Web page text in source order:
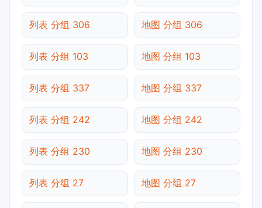
列表 分组 306 地图 分组 306
列表 分组 103 地图 分组 103
列表 分组 337 地图 分组 337
列表 分组 242 地图 分组 242
列表 分组 230 地图 分组 230
列表 分组 27 地图 分组 27